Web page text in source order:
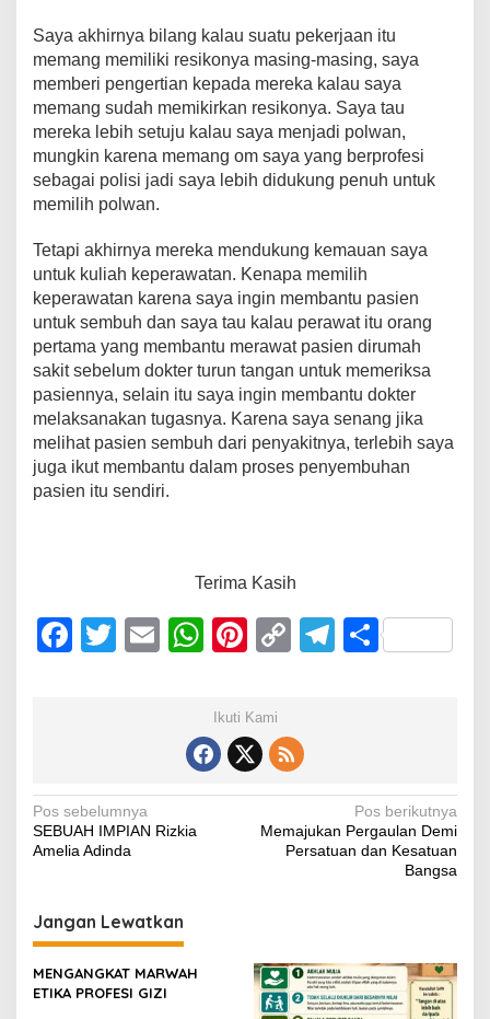
Saya akhirnya bilang kalau suatu pekerjaan itu
memang memiliki resikonya masing-masing, saya
memberi pengertian kepada mereka kalau saya
memang sudah memikirkan resikonya. Saya tau
mereka lebih setuju kalau saya menjadi polwan,
mungkin karena memang om saya yang berprofesi
sebagai polisi jadi saya lebih didukung penuh untuk
memilih polwan.
Tetapi akhirnya mereka mendukung kemauan saya
untuk kuliah keperawatan. Kenapa memilih
keperawatan karena saya ingin membantu pasien
untuk sembuh dan saya tau kalau perawat itu orang
pertama yang membantu merawat pasien dirumah
sakit sebelum dokter turun tangan untuk memeriksa
pasiennya, selain itu saya ingin membantu dokter
melaksanakan tugasnya. Karena saya senang jika
melihat pasien sembuh dari penyakitnya, terlebih saya
juga ikut membantu dalam proses penyembuhan
pasien itu sendiri.
Terima Kasih
F
o
o
T
E
W
at
s
A
Pi
er
e
st
C
y
Li
k
T
m
S
Ikuti Kami
Navigasi
pos
Pos sebelumnya
SEBUAH IMPIAN Rizkia
Amelia Adinda
Pos berikutnya
Memajukan Pergaulan Demi
Persatuan dan Kesatuan
Bangsa
Jangan Lewatkan
MENGANGKAT MARWAH
ETIKA PROFESI GIZI